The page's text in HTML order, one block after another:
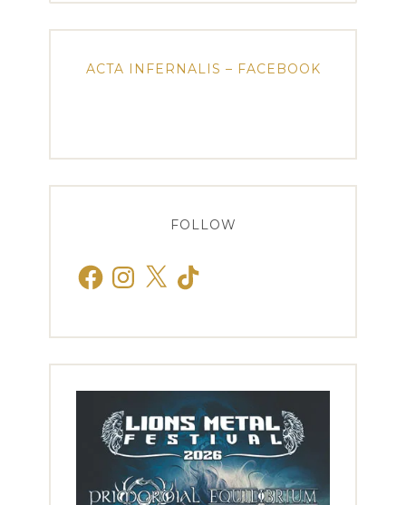
ACTA INFERNALIS – FACEBOOK
FOLLOW
FacebookInstagram
X TikTok